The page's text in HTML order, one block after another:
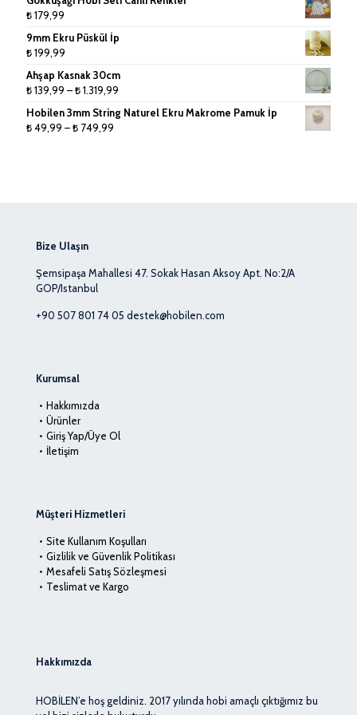
₺ 75,00
₺ 440,00
₺179,99
9mm Ekru Püskül İp
₺199,99
Ahşap Kasnak 30cm
₺139,99 –₺1.319,99
₺ 139,99
Hobilen 3mm String Naturel Ekru Makrome Pamuk İp
₺49,99 –₺ 749,99
Bize Ulaşın
Şemsipaşa Mahallesi 47. Sokak Hasan Aksoy Apt. No:2/A
GOP/Istanbul
+90 507 801 74 05 destek@hobilen.com
Kurumsal
Hakkımızda
Ürünler
Giriş Yap/Üye Ol
İletişim
Müşteri Hizmetleri
Site Kullanım Koşulları
Gizlilik ve Güvenlik Politikası
Mesafeli Satış Sözleşmesi
Teslimat ve Kargo
Hakkımızda
HOBİLEN’e hoş geldiniz. 2017 yılında hobi amaçlı çıktığımız bu